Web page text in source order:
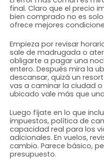
final. Claro que el precio
bien comprado no es
ofrece mejores
Empieza por revisar
sale de madrugada o
obligarte a pagar una
entero. Después mira la
descansar, quizá un
vas a caminar la ciudad
ubicado vale más que
Luego fíjate en lo que
impuestos, política de
capacidad real para los
adicionales. En vuelos,
cambio. Parece básico,
presupuesto.